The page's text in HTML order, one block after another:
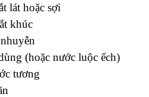
lát hoặc sợi
khúc
(hoặc nước luộc ếch)
tương